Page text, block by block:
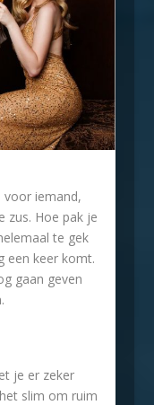
iemand,
zus. Hoe pak je
te gek
een keer komt.
gaan geven
je er zeker
slim om ruim